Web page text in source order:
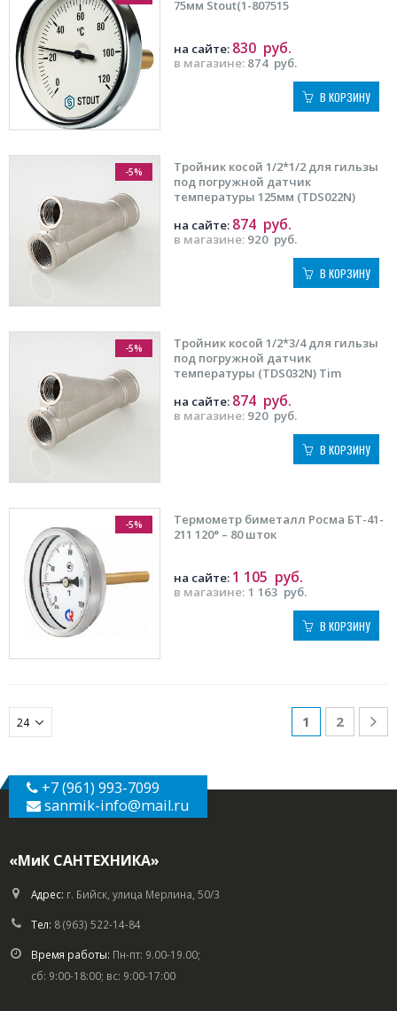
75мм Stout(1-807515
в магазине: 874 руб.
на сайте: 830 руб.
В КОРЗИНУ
-5%
Тройник косой 1/2*1/2 для гильзы
под погружной датчик
температуры 125мм (TDS022N)
в магазине: 920 руб.
на сайте: 874 руб.
В КОРЗИНУ
-5%
Тройник косой 1/2*3/4 для гильзы
под погружной датчик
температуры (TDS032N) Tim
в магазине: 920 руб.
на сайте: 874 руб.
В КОРЗИНУ
-5%
Термометр биметалл Росма БТ-41-
211 120° – 80 шток
в магазине: 1 163 руб.
на сайте: 1 105 руб.
В КОРЗИНУ
1 2
+7 (961) 993-7099
sanmik-info@mail.ru
«МиК САНТЕХНИКА»
Адрес: г. Бийск, улица Мерлина, 50/3
Тел: 8 (963) 522-14-84
Время работы: Пн-пт: 9.00-19.00;
сб: 9:00-18:00; вс: 9:00-17:00